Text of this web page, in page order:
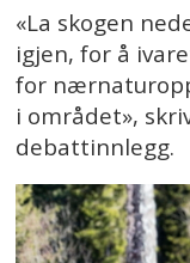
«La skogen
igjen, for å
for
i området»,
debattinnlegg.